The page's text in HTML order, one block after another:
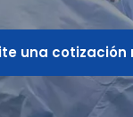
una cotización